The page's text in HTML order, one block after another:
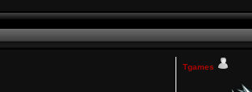
Tgames